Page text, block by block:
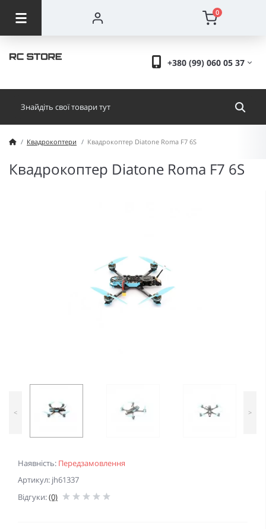
0
+380 (99) 060 05 37
Квадрокоптери Квадрокоптер Diatone Roma F7 6S
Квадрокоптер Diatone Roma F7 6S
Наявність: Передзамовлення
Артикул: jh61337
Відгуки:(0)
< >